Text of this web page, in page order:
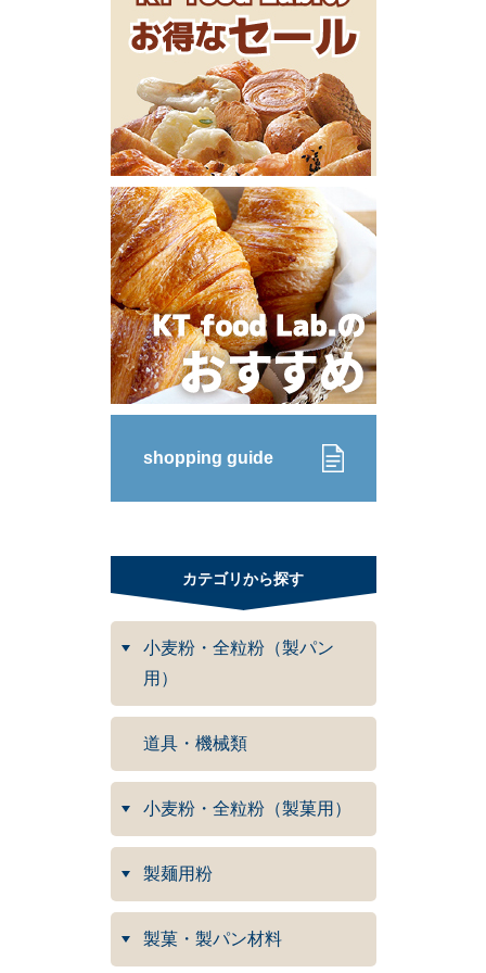
shopping guide
カテゴリから探す
小麦粉・全粒粉（製パン
用）
道具・機械類
小麦粉・全粒粉（製菓用）
製麺用粉
製菓・製パン材料